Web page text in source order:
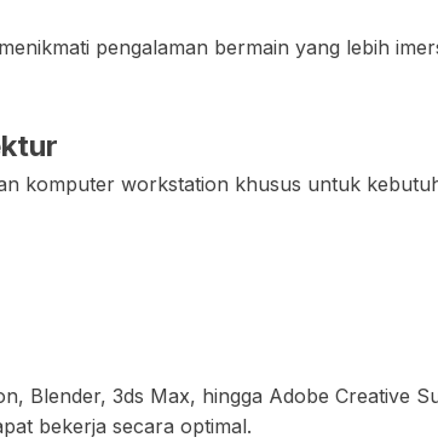
pengalaman bermain yang lebih
komputer workstation khusus untuk
Blender, 3ds Max, hingga Adobe Creative
bekerja secara optimal.